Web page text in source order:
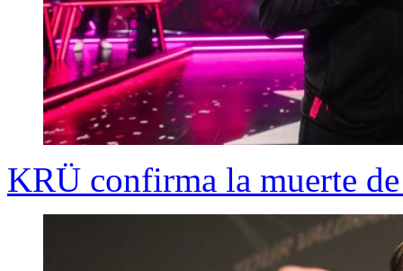
KRÜ confirma la muerte